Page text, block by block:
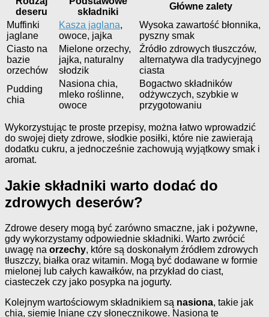
deseru
składniki
Główne zalety
Muffinki
jaglane
Kasza jaglana,
owoce, jajka
Wysoka zawartość błonnika,
pyszny smak
Ciasto na
bazie
orzechów
Mielone orzechy,
jajka, naturalny
słodzik
Źródło zdrowych tłuszczów,
alternatywa dla tradycyjnego
ciasta
Pudding
chia
Nasiona chia,
mleko roślinne,
owoce
Bogactwo składników
odżywczych, szybkie w
przygotowaniu
Wykorzystując te proste przepisy, można łatwo wprowadzić
do swojej diety zdrowe, słodkie posiłki, które nie zawierają
dodatku cukru, a jednocześnie zachowują wyjątkowy smak i
aromat.
Jakie składniki warto dodać do
zdrowych deserów?
Zdrowe desery mogą być zarówno smaczne, jak i pożywne,
gdy wykorzystamy odpowiednie składniki. Warto zwrócić
uwagę na orzechy, które są doskonałym źródłem zdrowych
tłuszczy, białka oraz witamin. Mogą być dodawane w formie
mielonej lub całych kawałków, na przykład do ciast,
ciasteczek czy jako posypka na jogurty.
Kolejnym wartościowym składnikiem są nasiona, takie jak
chia, siemię lniane czy słonecznikowe. Nasiona te